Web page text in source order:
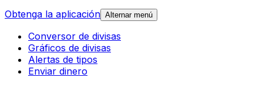
Obtenga la aplicación Alternar menú
Conversor de divisas
Gráficos de divisas
Alertas de tipos
Enviar dinero